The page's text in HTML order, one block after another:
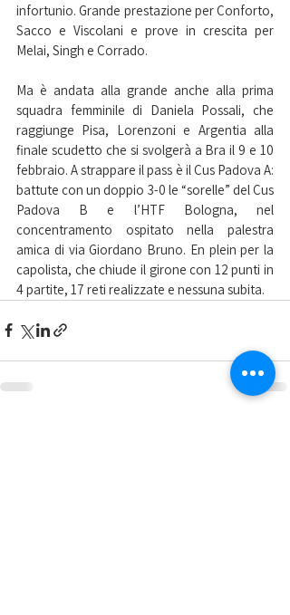
infortunio. Grande prestazione per Conforto,
Sacco e Viscolani e prove in crescita per
Melai, Singh e Corrado.
Ma è andata alla grande anche alla prima
squadra femminile di Daniela Possali, che
raggiunge Pisa, Lorenzoni e Argentia alla
finale scudetto che si svolgerà a Bra il 9 e 10
febbraio. A strappare il pass è il Cus Padova A:
battute con un doppio 3-0 le “sorelle” del Cus
Padova B e l’HTF Bologna, nel
concentramento ospitato nella palestra
amica di via Giordano Bruno. En plein per la
capolista, che chiude il girone con 12 punti in
4 partite, 17 reti realizzate e nessuna subita.